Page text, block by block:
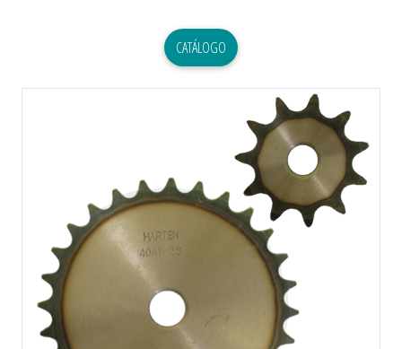
CATÁLOGO
Previous